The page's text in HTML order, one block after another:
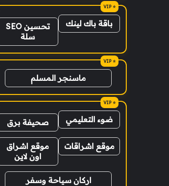
باقة باك لينك
تحسين SEO
سلة
ماسنجر المسلم
ضوء التعليمي صحيفة برق
موقع اشراقات
موقع اشراق
اون لاين
اركان سياحة وسفر